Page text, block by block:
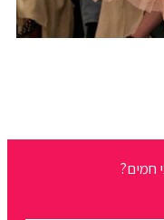
חמים?